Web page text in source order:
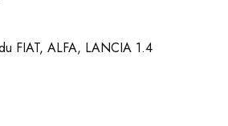
FIAT, ALFA, LANCIA 1.4